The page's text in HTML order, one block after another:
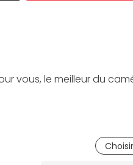
vous, le meilleur du